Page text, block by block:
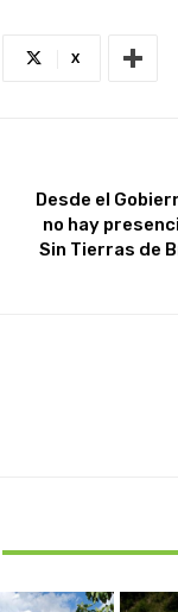
X
Desde el
no hay
Sin Tierras de